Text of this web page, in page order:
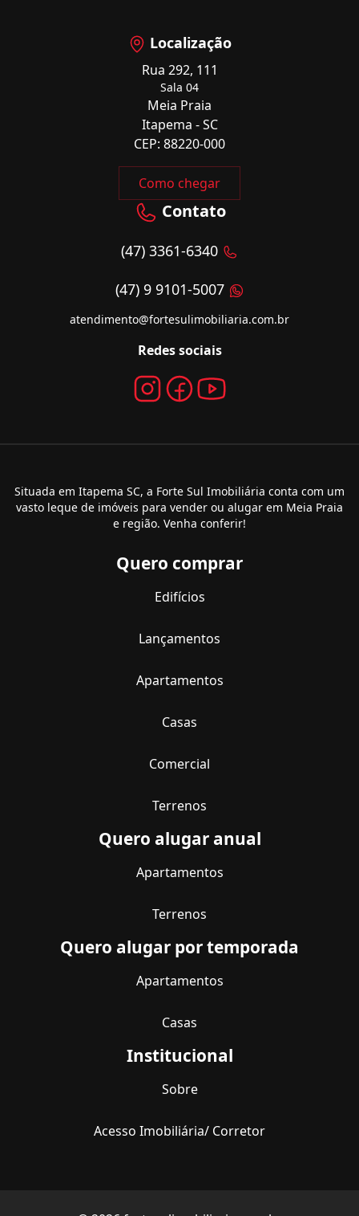
Localização
Rua 292, 111
Sala 04
Meia Praia
Itapema - SC
CEP: 88220-000
Como chegar
Contato
(47) 3361-6340
(47) 9 9101-5007
atendimento@fortesulimobiliaria.com.br
Redes sociais
Situada em Itapema SC, a Forte Sul Imobiliária conta com um
vasto leque de imóveis para vender ou alugar em Meia Praia
e região. Venha conferir!
Quero comprar
Edifícios
Lançamentos
Apartamentos
Casas
Comercial
Terrenos
Quero alugar anual
Apartamentos
Terrenos
Quero alugar por temporada
Apartamentos
Casas
Institucional
Sobre
Acesso Imobiliária/ Corretor